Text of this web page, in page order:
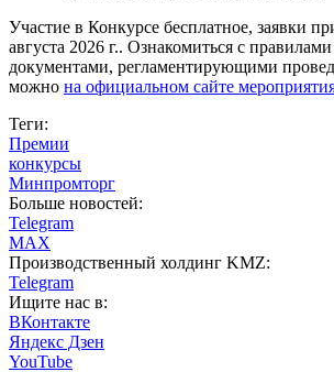
Участие в Конкурсе бесплатное, заявки
августа 2026 г.. Ознакомиться с
документами, регламентирующими
можно на официальном сайте
Теги:
Премии
конкурсы
Минпромторг
Больше новостей:
Telegram
MAX
Производственный холдинг KMZ:
Telegram
Ищите нас в:
ВКонтакте
Яндекс Дзен
YouTube